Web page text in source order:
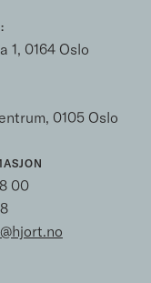
1, 0164 Oslo
0105 Oslo
00